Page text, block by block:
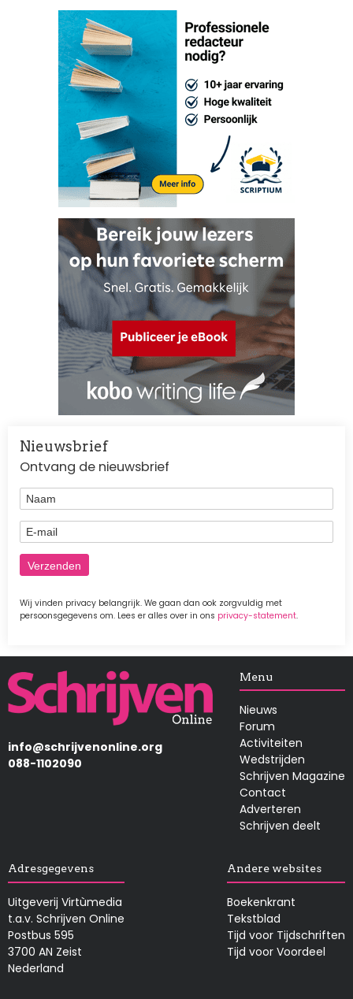
Nieuwsbrief
Ontvang de nieuwsbrief
Naam
E-mail
Wij vinden privacy belangrijk. We gaan dan ook zorgvuldig met
persoonsgegevens om. Lees er alles over in ons privacy-statement.
Afbeelding
info@schrijvenonline.org
088-1102090
Menu
Nieuws
Forum
Activiteiten
Wedstrijden
Schrijven Magazine
Contact
Adverteren
Schrijven deelt
Adresgegevens
Uitgeverij Virtùmedia
t.a.v. Schrijven Online
Postbus 595
3700 AN Zeist
Nederland
Andere websites
Boekenkrant
Tekstblad
Tijd voor Tijdschriften
Tijd voor Voordeel